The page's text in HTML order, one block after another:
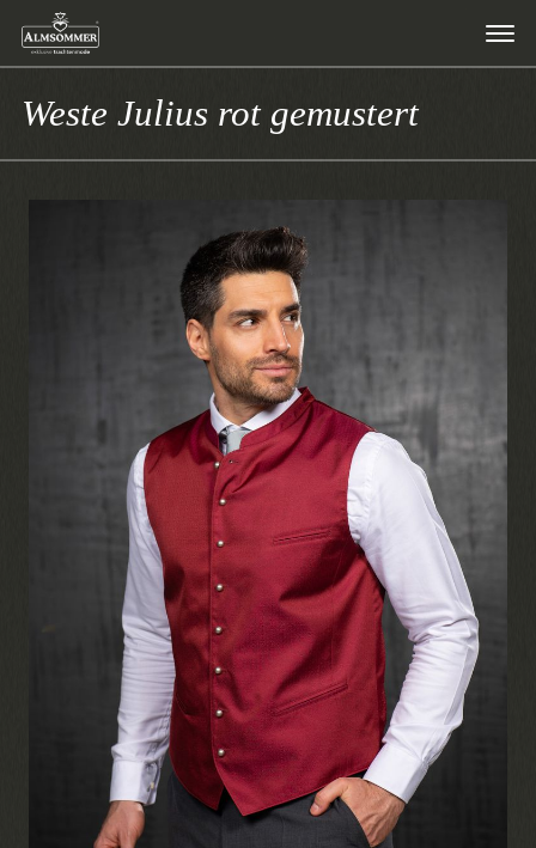
Weste Julius rot gemustert